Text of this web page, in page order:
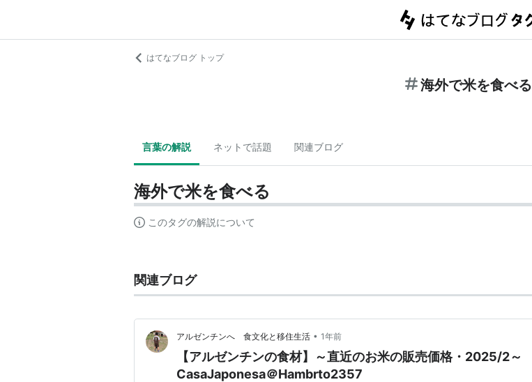
はてなブログ トップ
海外で米を食べる
言葉の解説 ネットで話題 関連ブログ
海外で米を食べる
このタグの解説について
関連ブログ
アルゼンチンへ 食文化と移住生活 • 1年前
【アルゼンチンの食材】～直近のお米の販売価格・2025/2～
CasaJaponesa＠Hambrto2357